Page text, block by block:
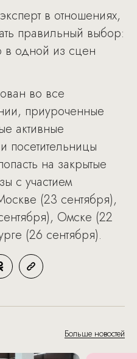
в отношениях,
правильный выбор:
в одной из сцен
во все
приуроченные
активные
посетительницы
на закрытые
с участием
(23 сентября),
Омске (22
(26 сентября).
Больше новостей